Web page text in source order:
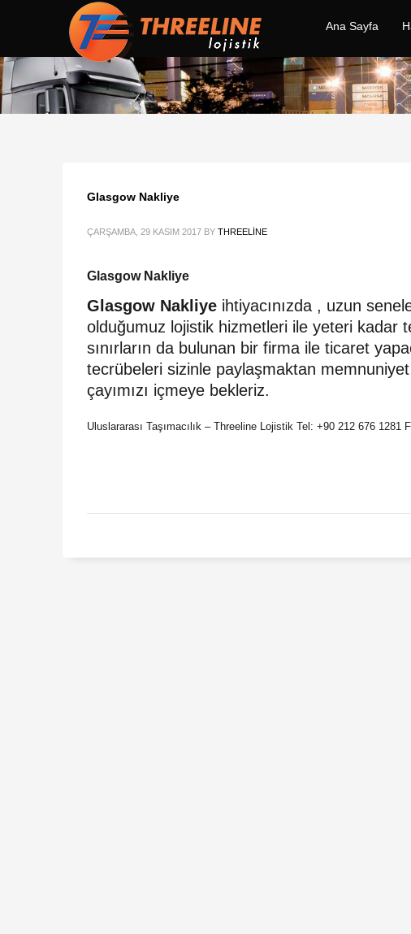
Ana Sayfa
Glasgow Nakliye
ÇARŞAMBA, 29 KASIM 2017 BYTHREELINE
Glasgow Nakliye
Glasgow Nakliye ihtiyacınızda , uzun
olduğumuz lojistik hizmetleri ile yeteri kadar
sınırların da bulunan bir firma ile ticaret
tecrübeleri sizinle paylaşmaktan
çayımızı içmeye bekleriz.
Uluslararası Taşımacılık – Threeline Lojistik Tel: +90 212 676